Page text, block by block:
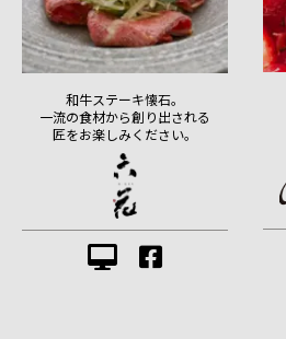
和牛ステーキ懐石。
一流の食材から創り出される
匠をお楽しみください。